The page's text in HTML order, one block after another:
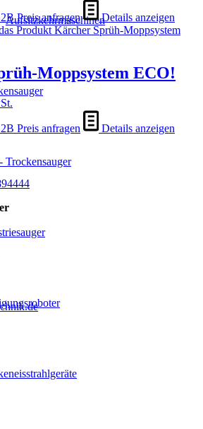
Aufsitzkehrmaschinen
Trockensauger
Preis anfragen Details anzeigen
Moppsystem ECO!
Preis anfragen Details anzeigen